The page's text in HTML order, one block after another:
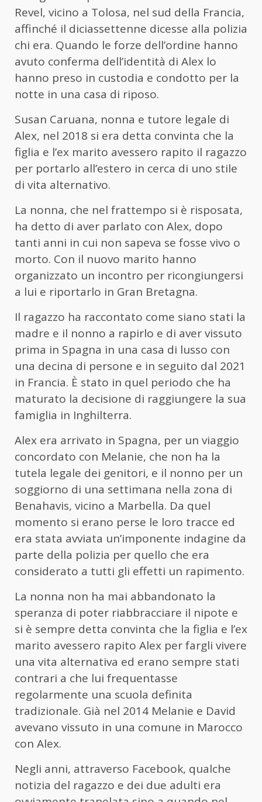
Revel, vicino a Tolosa, nel sud della Francia,
affinché il diciassettenne dicesse alla polizia
chi era. Quando le forze dell’ordine hanno
avuto conferma dell’identità di Alex lo
hanno preso in custodia e condotto per la
notte in una casa di riposo.
Susan Caruana, nonna e tutore legale di
Alex, nel 2018 si era detta convinta che la
figlia e l’ex marito avessero rapito il ragazzo
per portarlo all’estero in cerca di uno stile
di vita alternativo.
La nonna, che nel frattempo si è risposata,
ha detto di aver parlato con Alex, dopo
tanti anni in cui non sapeva se fosse vivo o
morto. Con il nuovo marito hanno
organizzato un incontro per ricongiungersi
a lui e riportarlo in Gran Bretagna.
Il ragazzo ha raccontato come siano stati la
madre e il nonno a rapirlo e di aver vissuto
prima in Spagna in una casa di lusso con
una decina di persone e in seguito dal 2021
in Francia. È stato in quel periodo che ha
maturato la decisione di raggiungere la sua
famiglia in Inghilterra.
Alex era arrivato in Spagna, per un viaggio
concordato con Melanie, che non ha la
tutela legale dei genitori, e il nonno per un
soggiorno di una settimana nella zona di
Benahavis, vicino a Marbella. Da quel
momento si erano perse le loro tracce ed
era stata avviata un’imponente indagine da
parte della polizia per quello che era
considerato a tutti gli effetti un rapimento.
La nonna non ha mai abbandonato la
speranza di poter riabbracciare il nipote e
si è sempre detta convinta che la figlia e l’ex
marito avessero rapito Alex per fargli vivere
una vita alternativa ed erano sempre stati
contrari a che lui frequentasse
regolarmente una scuola definita
tradizionale. Già nel 2014 Melanie e David
avevano vissuto in una comune in Marocco
con Alex.
Negli anni, attraverso Facebook, qualche
notizia del ragazzo e dei due adulti era